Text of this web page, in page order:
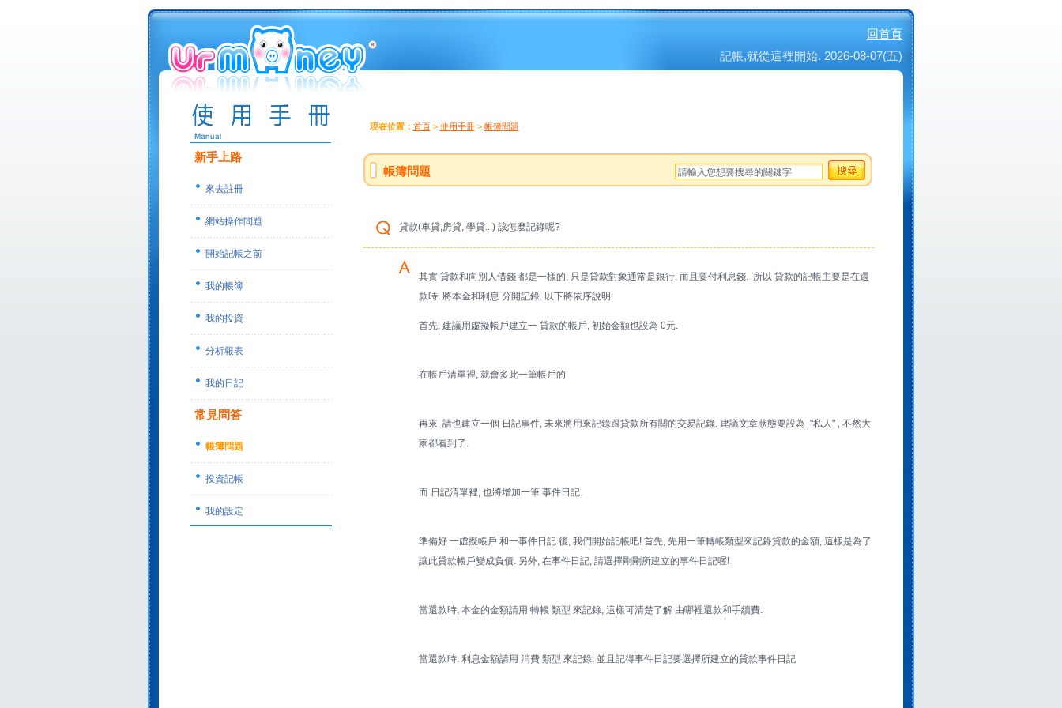
回首頁
記帳,就從這裡開始. 2026-08-07(五)
新手上路
來去註冊
網站操作問題
開始記帳之前
我的帳簿
我的投資
分析報表
我的日記
常見問答
帳簿問題
投資記帳
我的設定
現在位置： 首頁> 使用手冊> 帳簿問題
帳簿問題
貸款(車貸,房貸, 學貸...) 該怎麼記錄呢?
其實 貸款和向別人借錢 都是一樣的, 只是貸款對象通常是銀行, 而且要付利息錢. 所以 貸款的記帳主要是在還
款時, 將本金和利息 分開記錄. 以下將依序說明:
首先, 建議用虛擬帳戶建立一 貸款的帳戶, 初始金額也設為 0元.
在帳戶清單裡, 就會多此一筆帳戶的
再來, 請也建立一個 日記事件, 未來將用來記錄跟貸款所有關的交易記錄. 建議文章狀態要設為 "私人" , 不然大
家都看到了.
而 日記清單裡, 也將增加一筆 事件日記.
準備好 一虛擬帳戶 和一事件日記 後, 我們開始記帳吧! 首先, 先用一筆轉帳類型來記錄貸款的金額, 這樣是為了
讓此貸款帳戶變成負債. 另外, 在事件日記, 請選擇剛剛所建立的事件日記喔!
當還款時, 本金的金額請用 轉帳 類型 來記錄, 這樣可清楚了解 由哪裡還款和手續費.
當還款時, 利息金額請用 消費 類型 來記錄, 並且記得事件日記要選擇所建立的貸款事件日記